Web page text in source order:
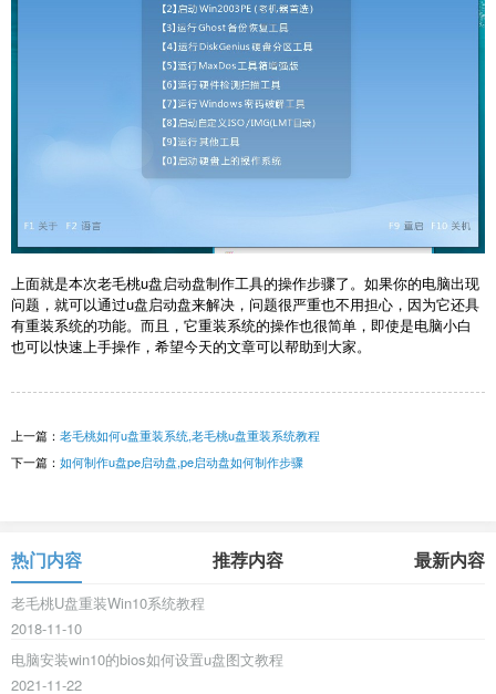
上面就是本次老毛桃u盘启动盘制作工具的操作步骤了。如果你的电脑出现
问题，就可以通过u盘启动盘来解决，问题很严重也不用担心，因为它还具
有重装系统的功能。而且，它重装系统的操作也很简单，即使是电脑小白
也可以快速上手操作，希望今天的文章可以帮助到大家。
上一篇： 老毛桃如何u盘重装系统,老毛桃u盘重装系统教程
下一篇： 如何制作u盘pe启动盘,pe启动盘如何制作步骤
热门内容 推荐内容 最新内容
老毛桃U盘重装Win10系统教程
2018-11-10
电脑安装win10的bios如何设置u盘图文教程
2021-11-22